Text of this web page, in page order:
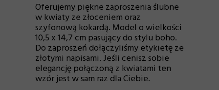
Oferujemy piękne zaproszenia ślubne
w kwiaty ze złoceniem oraz
szyfonową kokardą. Model o wielkości
10,5 x 14,7 cm pasujący do stylu boho.
Do zaproszeń dołączyliśmy etykietę ze
złotymi napisami. Jeśli cenisz sobie
elegancję połączoną z kwiatami ten
wzór jest w sam raz dla Ciebie.